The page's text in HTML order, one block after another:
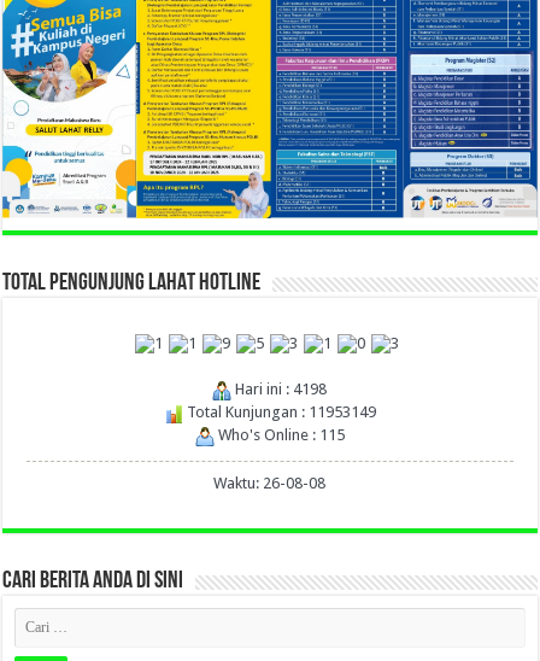
TOTAL PENGUNJUNG LAHAT HOTLINE
Hari ini : 4198
Total Kunjungan : 11953149
Who's Online : 115
Waktu: 26-08-08
CARI BERITA ANDA DI SINI